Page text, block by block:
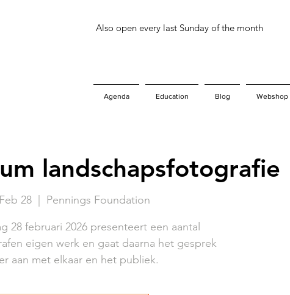
Also open every last Sunday of the month
Agenda Education Blog Webshop
landschapsfotografie
28
  |
Pennings Foundation
28 februari 2026 presenteert een aantal
eigen werk en gaat daarna het gesprek
aan met elkaar en het publiek.